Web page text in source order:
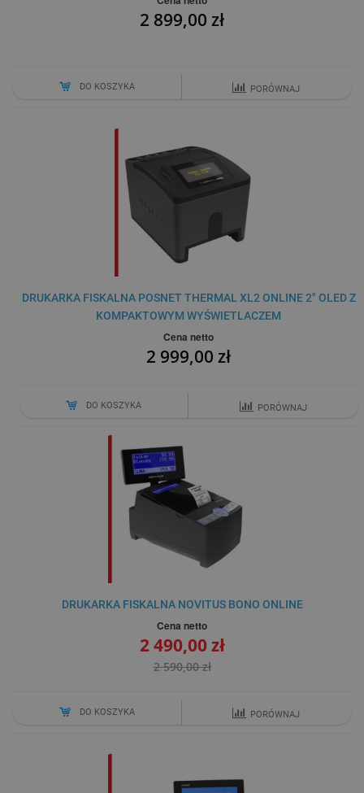
2 899,00 zł
DO KOSZYKA PORÓWNAJ
DRUKARKA FISKALNA POSNET THERMAL XL2 ONLINE 2" OLED Z
KOMPAKTOWYM WYŚWIETLACZEM
Cena netto
2 999,00 zł
DO KOSZYKA PORÓWNAJ
DRUKARKA FISKALNA NOVITUS BONO ONLINE
Cena netto
2 490,00 zł
2 590,00 zł
DO KOSZYKA PORÓWNAJ